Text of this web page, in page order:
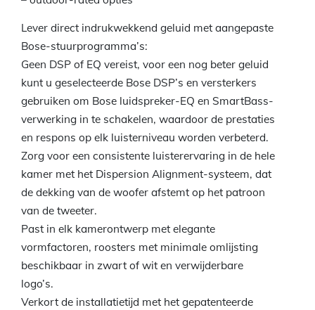
Lever direct indrukwekkend geluid met aangepaste
Bose-stuurprogramma’s:
Geen DSP of EQ vereist, voor een nog beter geluid
kunt u geselecteerde Bose DSP’s en versterkers
gebruiken om Bose luidspreker-EQ en SmartBass-
verwerking in te schakelen, waardoor de prestaties
en respons op elk luisterniveau worden verbeterd.
Zorg voor een consistente luisterervaring in de hele
kamer met het Dispersion Alignment-systeem, dat
de dekking van de woofer afstemt op het patroon
van de tweeter.
Past in elk kamerontwerp met elegante
vormfactoren, roosters met minimale omlijsting
beschikbaar in zwart of wit en verwijderbare
logo’s.
Verkort de installatietijd met het gepatenteerde